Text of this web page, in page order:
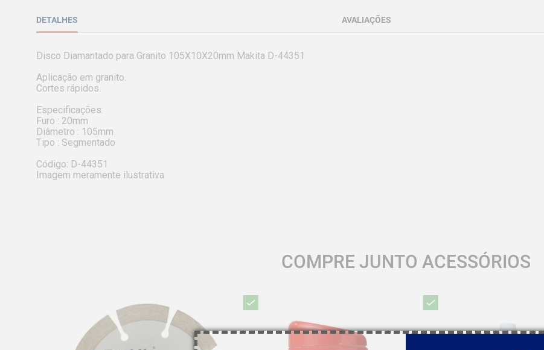
DETALHES AVALIAÇÕES
Disco Diamantado para Granito 105X10X20mm Makita D-44351
Aplicação em granito.
Cortes rápidos.
Especificações:
Furo : 20mm
Diâmetro : 105mm
Tipo : Segmentado
Código: D-44351
Imagem meramente ilustrativa
COMPRE JUNTO ACESSÓRIOS